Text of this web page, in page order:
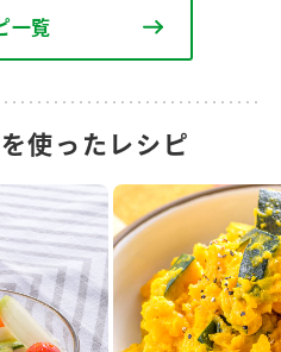
一覧
使ったレシピ